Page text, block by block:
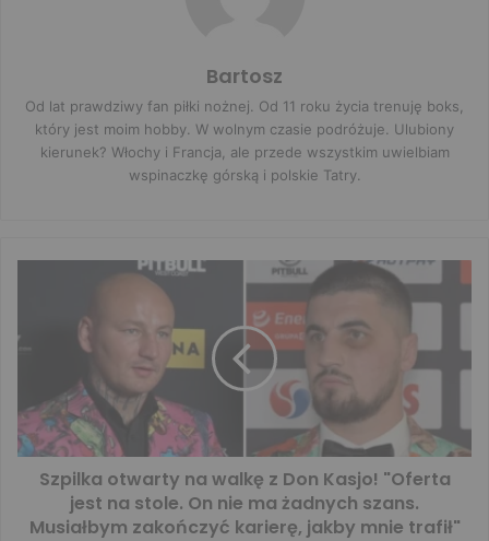
Bartosz
Od lat prawdziwy fan piłki nożnej. Od 11 roku życia trenuję boks,
który jest moim hobby. W wolnym czasie podróżuje. Ulubiony
kierunek? Włochy i Francja, ale przede wszystkim uwielbiam
wspinaczkę górską i polskie Tatry.
Szpilka otwarty na walkę z Don Kasjo! "Oferta
jest na stole. On nie ma żadnych szans.
Musiałbym zakończyć karierę, jakby mnie trafił"